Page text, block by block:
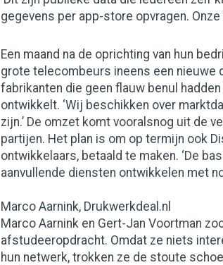
gegevens per app-store opvragen.
Een maand na de oprichting van hun
grote telecombeurs ineens een nieuwe
fabrikanten die geen flauw benul
ontwikkelt. ‘Wij beschikken over
zijn.’ De omzet komt vooralsnog uit de
partijen. Het plan is om op termijn ook
ontwikkelaars, betaald te maken. ‘De
aanvullende diensten ontwikkelen met
Marco Aarnink, Drukwerkdeal.nl
Marco Aarnink en Gert-Jan Voortman
afstudeeropdracht. Omdat ze niets
hun netwerk, trokken ze de stoute